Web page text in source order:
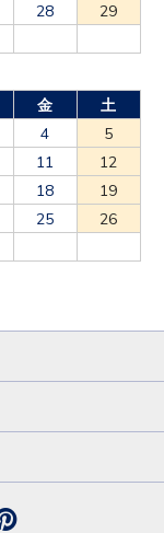
28
29
金
土
4
5
11
12
18
19
25
26